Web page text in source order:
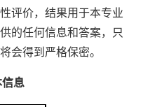
评价，结果用于本专业
的任何信息和答案，只
会得到严格保密。
息